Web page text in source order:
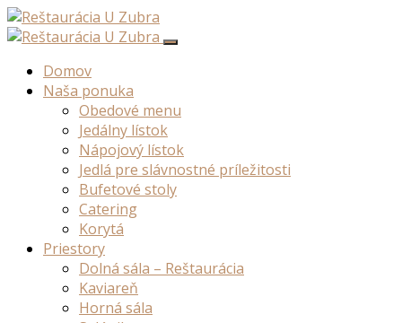
Domov
Naša ponuka
Obedové menu
Jedálny lístok
Nápojový lístok
Jedlá pre slávnostné príležitosti
Bufetové stoly
Catering
Korytá
Priestory
Dolná sála – Reštaurácia
Kaviareň
Horná sála